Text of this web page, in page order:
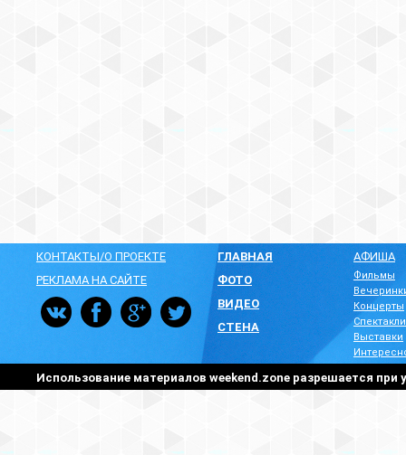
КОНТАКТЫ/О ПРОЕКТЕ
РЕКЛАМА НА САЙТЕ
ГЛАВНАЯ
ФОТО
ВИДЕО
СТЕНА
АФИША
Фильмы
Концерты
Спектакли
Выставки
Использование материалов weekend.zone разрешается